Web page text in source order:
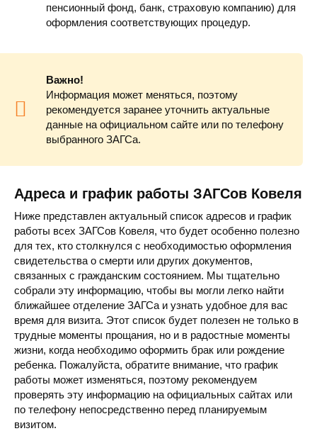
пенсионный фонд, банк, страховую компанию) для
оформления соответствующих процедур.
Важно!
Информация может меняться, поэтому
рекомендуется заранее уточнить актуальные
данные на официальном сайте или по телефону
выбранного ЗАГСа.
Адреса и график работы ЗАГСов Ковеля
Ниже представлен актуальный список адресов и график
работы всех ЗАГСов Ковеля, что будет особенно полезно
для тех, кто столкнулся с необходимостью оформления
свидетельства о смерти или других документов,
связанных с гражданским состоянием. Мы тщательно
собрали эту информацию, чтобы вы могли легко найти
ближайшее отделение ЗАГСа и узнать удобное для вас
время для визита. Этот список будет полезен не только в
трудные моменты прощания, но и в радостные моменты
жизни, когда необходимо оформить брак или рождение
ребенка. Пожалуйста, обратите внимание, что график
работы может изменяться, поэтому рекомендуем
проверять эту информацию на официальных сайтах или
по телефону непосредственно перед планируемым
визитом.